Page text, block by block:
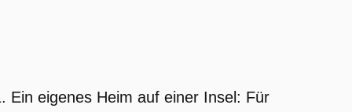
Ein eigenes Heim auf einer Insel: Für